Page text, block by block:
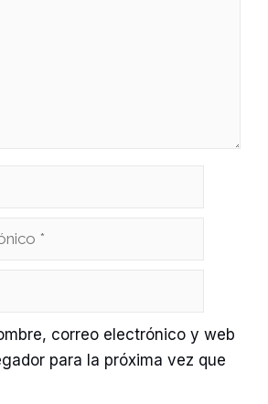
correo electrónico y web
para la próxima vez que